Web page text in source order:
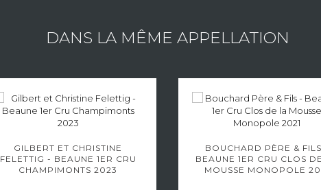
DANS LA MÊME APPELLATION
GILBERT ET CHRISTINE
FELETTIG - BEAUNE 1ER CRU
CHAMPIMONTS 2023
BOUCHARD PÈRE &
BEAUNE 1ER CRU CLOS
MOUSSE MONOPOLE